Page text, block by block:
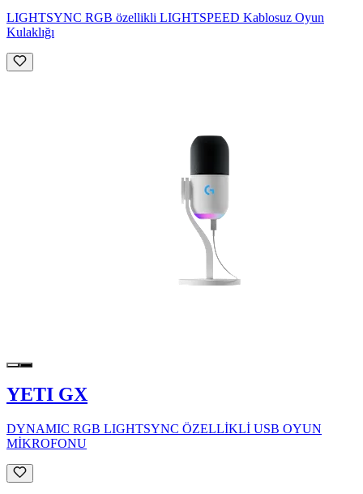
LIGHTSYNC RGB özellikli LIGHTSPEED Kablosuz Oyun
Kulaklığı
YETI GX
DYNAMIC RGB LIGHTSYNC ÖZELLİKLİ USB OYUN
MİKROFONU